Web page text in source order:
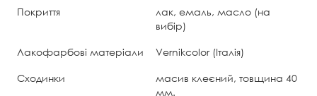
Покриття
лак, емаль, масло (на
вибір)
Лакофарбові матеріали
Vernikcolor (Італія)
Сходинки
масив клеєний, товщина 40
мм.